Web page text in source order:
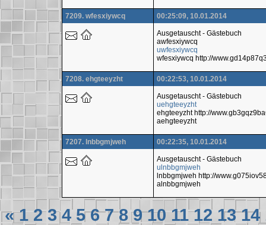
7209. wfesxiywcq 00:25:09, 10.01.2014
Ausgetauscht - Gästebuch
awfesxiywcq
uwfesxiywcq
wfesxiywcq http://
7208. ehgteeyzht 00:22:53, 10.01.2014
Ausgetauscht - Gästebuch
uehgteeyzht
ehgteeyzht http://
aehgteeyzht
7207. lnbbgmjweh 00:22:35, 10.01.2014
Ausgetauscht - Gästebuch
ulnbbgmjweh
lnbbgmjweh http://
alnbbgmjweh
« 1 2 3 4 5 6 7 8 9 10 11 12 13 14